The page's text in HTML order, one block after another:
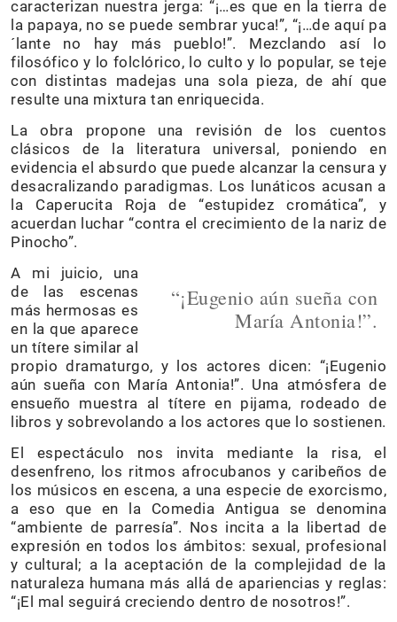
caracterizan nuestra jerga: “¡…es que en la tierra de
la papaya, no se puede sembrar yuca!”, “¡…de aquí pa
´lante no hay más pueblo!”. Mezclando así lo
filosófico y lo folclórico, lo culto y lo popular, se teje
con distintas madejas una sola pieza, de ahí que
resulte una mixtura tan enriquecida.
La obra propone una revisión de los cuentos
clásicos de la literatura universal, poniendo en
evidencia el absurdo que puede alcanzar la censura y
desacralizando paradigmas. Los lunáticos acusan a
la Caperucita Roja de “estupidez cromática”, y
acuerdan luchar “contra el crecimiento de la nariz de
Pinocho”.
“¡Eugenio aún sueña con
María Antonia!”.
A mi juicio, una
de las escenas
más hermosas es
en la que aparece
un títere similar al
propio dramaturgo, y los actores dicen: “¡Eugenio
aún sueña con María Antonia!”. Una atmósfera de
ensueño muestra al títere en pijama, rodeado de
libros y sobrevolando a los actores que lo sostienen.
El espectáculo nos invita mediante la risa, el
desenfreno, los ritmos afrocubanos y caribeños de
los músicos en escena, a una especie de exorcismo,
a eso que en la Comedia Antigua se denomina
“ambiente de parresía”. Nos incita a la libertad de
expresión en todos los ámbitos: sexual, profesional
y cultural; a la aceptación de la complejidad de la
naturaleza humana más allá de apariencias y reglas:
“¡El mal seguirá creciendo dentro de nosotros!”.